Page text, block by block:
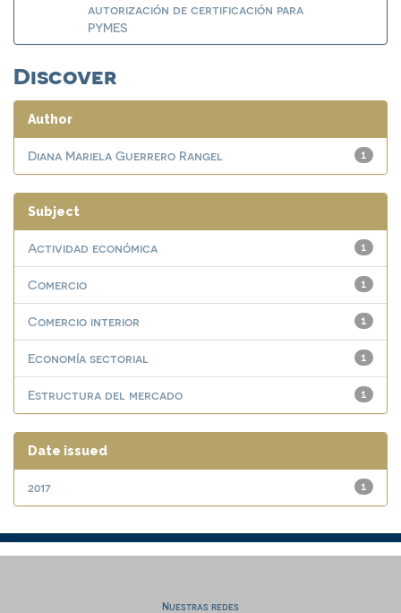
autorización de certificación para
PYMES
Discover
Author
1
Diana Mariela Guerrero Rangel
Subject
1
Actividad económica
1
Comercio
1
Comercio interior
1
Economía sectorial
1
Estructura del mercado
Date issued
1
2017
Nuestras redes